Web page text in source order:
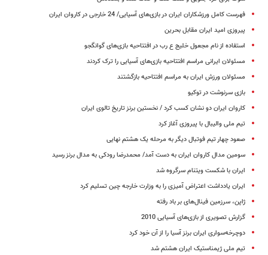
فهرست کامل ورزشکاران ایران در بازی‌های آسیایی/ 24 خارجی در کاروان ایران
پیروزی امید ایران مقابل بحرین
استفاده از نام مجعول خلیج ع رب در افتتاحیه بازی‌های گوانگجو
مسئولان ایرانی مراسم افتتاحیه بازی‌های آسیایی را ترک کردند
مسئولان ورزش ایران به مراسم افتتاحیه بازگشتند
بازی سرنوشت در توکیو
کاروان ایران دو نشان کسب کرد / نخستین برنز تاریخ تالوی ایران
تیم ملی والیبال با پیروزی آغاز کرد
صعود چهار تیم فوتبال دیگر به مرحله یک هشتم نهایی
سومین مدال کاروان ایران به دست آمد/ محمدرضا رودکی به مدال برنز رسید
ایران با شکست ویتنام سرگروه شد
ایران یادداشت اعتراض آمیزی را به وزارت خارجه چین تسلیم کرد
ژاپن، سرزمین فینال‌های بر باد رفته
گزارش تصویری از بازی‌های آسیایی 2010
دوچرخه‌سواری ایران برنز آسیا را از آن خود کرد
تیم ملی ژیمناستیک ایران هشتم شد